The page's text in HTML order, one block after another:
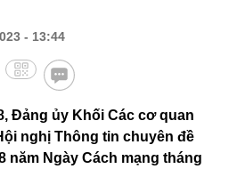
- 13:44
Đảng ủy Khối Các cơ quan
nghị Thông tin chuyên đề
năm Ngày Cách mạng tháng